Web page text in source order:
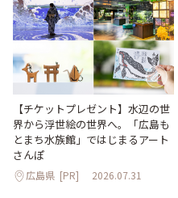
【チケットプレゼント】水辺の世
界から浮世絵の世界へ。「広島も
とまち水族館」ではじまるアート
さんぽ
広島県 [PR] 2026.07.31